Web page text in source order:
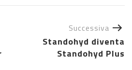
Successiva
Standohyd diventa
Standohyd Plus